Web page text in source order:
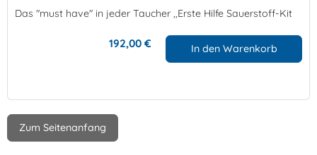
Das "must have" in jeder Taucher ,,Erste Hilfe Sauerstoff-Kit
192,00 € In den Warenkorb
Zum Seitenanfang